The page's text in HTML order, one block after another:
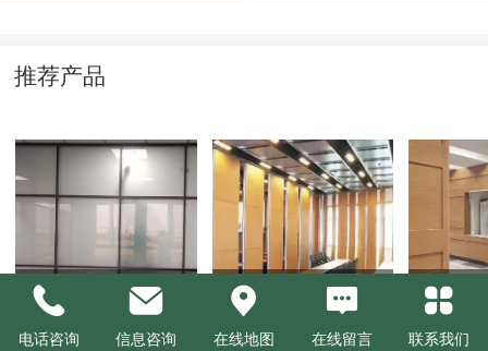
推荐产品
磨砂玻璃隔断 活动隔断 活动隔
电话咨询 信息咨询 在线地图 在线留言 联系我们